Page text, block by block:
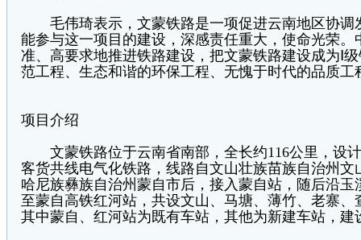
毛伟琦表示，文蒙铁路是一项促进云南地区协调
能参与这一项目的建设，深感责任重大，使命光荣
准、高要求地推进铁路建设，把文蒙铁路建设成为Ⅰ
范工程、生态和谐的环保工程、无愧于时代的品质
项目介绍
文蒙铁路位于云南省南部，全长约116公里，设计
客货共线电气化铁路，线路自文山壮族苗族自治州
哈尼族彝族自治州蒙自市后，接入蒙自站，随后沿
至蒙自高铁红河站，共设文山、马塘、薄竹、老寨
其中蒙自、红河站为既有车站，其他为新建车站，